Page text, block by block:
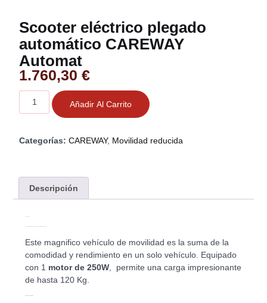
Scooter eléctrico plegado
automático CAREWAY
Automat
1.760,30€
Añadir Al Carrito
Categorías:CAREWAY, Movilidad reducida
Descripción
Este magnifico vehículo de movilidad es la suma de la
comodidad y rendimiento en un solo vehículo. Equipado
con 1 motor de 250W, permite una carga impresionante
de hasta 120 Kg.